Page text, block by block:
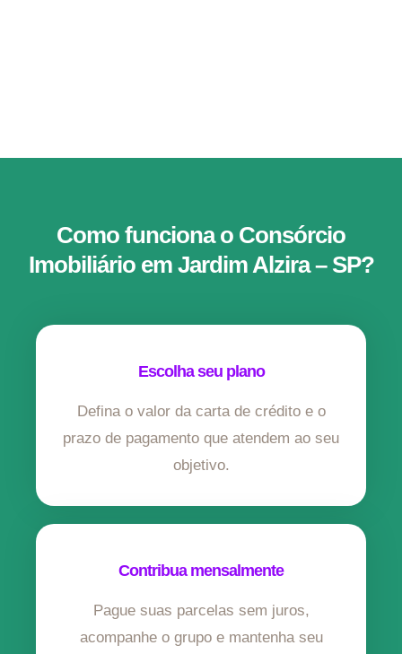
Como funciona o Consórcio
Imobiliário em Jardim Alzira – SP?
Escolha seu plano
Defina o valor da carta de crédito e o
prazo de pagamento que atendem ao seu
objetivo.
Contribua mensalmente
Pague suas parcelas sem juros,
acompanhe o grupo e mantenha seu